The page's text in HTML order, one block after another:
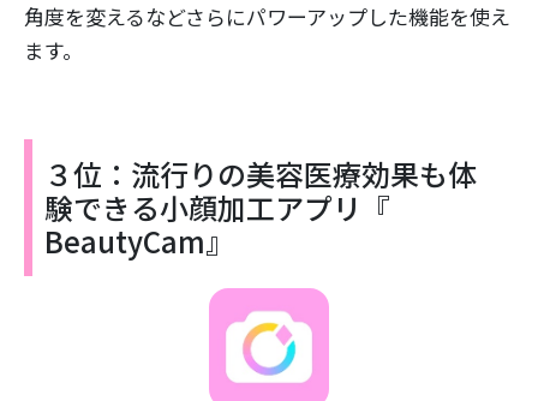
角度を変えるなどさらにパワーアップした機能を使え
ます。
３位：流行りの美容医療効果も体
験できる小顔加工アプリ『
BeautyCam』